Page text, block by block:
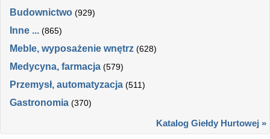
Budownictwo (929)
Inne ... (865)
Meble, wyposażenie wnętrz (628)
Medycyna, farmacja (579)
Przemysł, automatyzacja (511)
Gastronomia (370)
Katalog Giełdy Hurtowej »